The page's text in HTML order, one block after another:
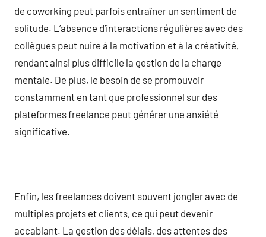
de coworking peut parfois entraîner un sentiment de
solitude. L’absence d’interactions régulières avec des
collègues peut nuire à la motivation et à la créativité,
rendant ainsi plus difficile la gestion de la charge
mentale. De plus, le besoin de se promouvoir
constamment en tant que professionnel sur des
plateformes freelance peut générer une anxiété
significative.
Enfin, les freelances doivent souvent jongler avec de
multiples projets et clients, ce qui peut devenir
accablant. La gestion des délais, des attentes des